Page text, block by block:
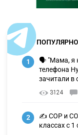
1
🗣 "Мама, я
телефона
зачитали в
3124
2
✍️ СОР и
классах с